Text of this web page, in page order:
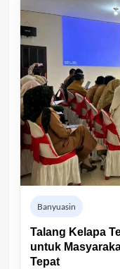
Banyuasin
Talang Kelapa
untuk
Tepat